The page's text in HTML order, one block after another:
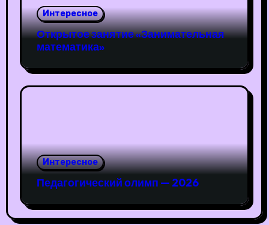
Интересное
Открытое занятие «Занимательная
математика»
Интересное
Педагогический олимп — 2026